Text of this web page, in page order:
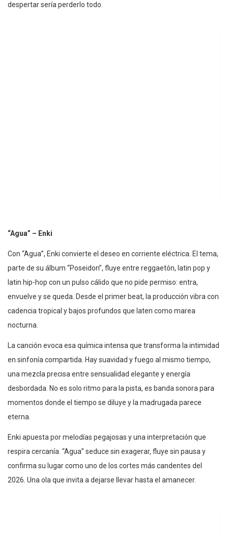
despertar sería perderlo todo.
“Agua” – Enki
Con “Agua”, Enki convierte el deseo en corriente eléctrica. El tema,
parte de su álbum “Poseidon”, fluye entre reggaetón, latin pop y
latin hip-hop con un pulso cálido que no pide permiso: entra,
envuelve y se queda. Desde el primer beat, la producción vibra con
cadencia tropical y bajos profundos que laten como marea
nocturna.
La canción evoca esa química intensa que transforma la intimidad
en sinfonía compartida. Hay suavidad y fuego al mismo tiempo,
una mezcla precisa entre sensualidad elegante y energía
desbordada. No es solo ritmo para la pista, es banda sonora para
momentos donde el tiempo se diluye y la madrugada parece
eterna.
Enki apuesta por melodías pegajosas y una interpretación que
respira cercanía. “Agua” seduce sin exagerar, fluye sin pausa y
confirma su lugar como uno de los cortes más candentes del
2026. Una ola que invita a dejarse llevar hasta el amanecer.